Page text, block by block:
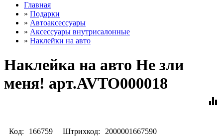
Главная
» Подарки
» Автоаксессуары
» Аксессуары внутрисалонные
» Наклейки на авто
Наклейка на авто Не зли
меня! арт.AVTO000018
equalizer
Код: 166759 Штрихкод:
2000001667590